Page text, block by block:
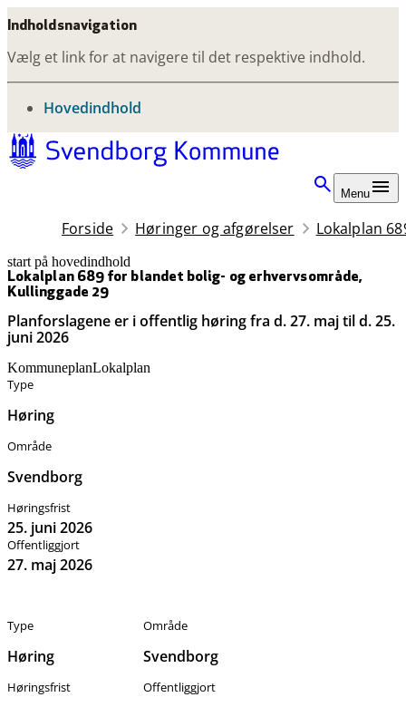
Indholdsnavigation
Vælg et link for at navigere til det respektive indhold.
gå til
Hovedindhold
Menu
Forside Høringer og afgørelser Lokalplan
start på hovedindhold
Lokalplan 689 for blandet bolig- og erhvervsområde,
Kullinggade 29
Planforslagene er i offentlig høring fra d. 27. maj til d. 25.
juni 2026
senest opdateret 26. juni 2026
KommuneplanLokalplan
Type
Høring
Område
Svendborg
Høringsfrist
25. juni 2026
Offentliggjort
27. maj 2026
Type
Høring
Område
Svendborg
Høringsfrist Offentliggjort